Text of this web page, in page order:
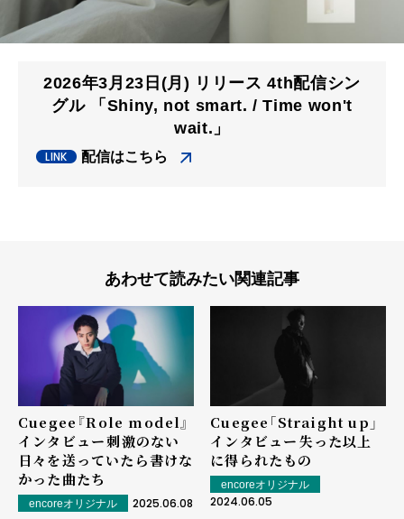
2026年3月23日(月) リリース 4th配信シン
グル 「Shiny, not smart. / Time won't
wait.」
配信はこちら
あわせて読みたい関連記事
Cuegee『Role model』
インタビュー――刺激のない
日々を送っていたら書けな
かった曲たち
encoreオリジナル 2025.06.08
Cuegee「Straight up」
インタビュー――失った以上
に得られたもの
encoreオリジナル
2024.06.05